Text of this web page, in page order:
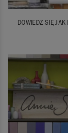
DOWIEDZ SIĘ